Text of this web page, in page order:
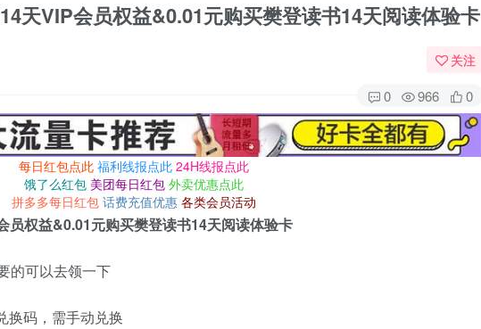
天VIP会员权益&0.01元购买樊登读书14天阅读体验卡
关注
0 966 0
每日红包点此 福利线报点此 24H线报点此
饿了么红包 美团每日红包 外卖优惠点此
拼多多每日红包 话费充值优惠 各类会员活动
权益&0.01元购买樊登读书14天阅读体验卡
的可以去领一下
换码，需手动兑换